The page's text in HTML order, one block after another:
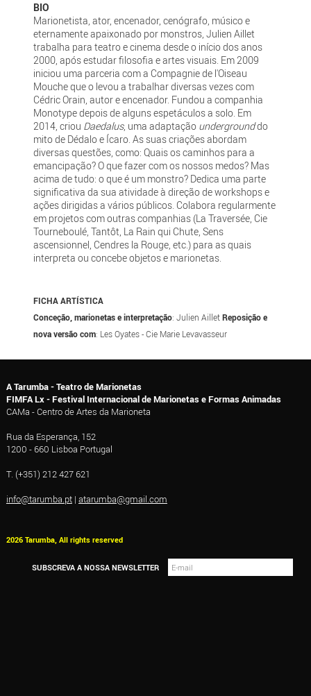
BIO
Marionetista, ator, encenador, cenógrafo, músico e
eternamente apaixonado por monstros, Julien Aillet
trabalha para teatro e cinema desde o início dos anos
2000, após estudar filosofia e artes visuais. Em 2009
iniciou uma parceria com a Compagnie de l'Oiseau
Mouche que o levou a trabalhar diversas vezes com
Cédric Orain, autor e encenador. Fundou a companhia
Monotype depois de alguns espetáculos a solo. Em
2014, criou Daedalus, uma adaptação undergrounddo
mito de Dédalo e Ícaro. As suas criações abordam
diversas questões, como: Quais os caminhos para a
emancipação? O que fazer com os nossos medos? Mas
acima de tudo: o que é um monstro? Dedica uma parte
significativa da sua atividade à direção de workshops e
ações dirigidas a vários públicos. Colabora regularmente
em projetos com outras companhias (La Traversée, Cie
Tourneboulé, Tantôt, La Rain qui Chute, Sens
ascensionnel, Cendres la Rouge, etc.) para as quais
interpreta ou concebe objetos e marionetas.
FICHA ARTÍSTICA
Conceção, marionetas e interpretação: Julien AilletReposição e
nova versão com: Les Oyates - Cie Marie Levavasseur
A Tarumba - Teatro de Marionetas
FIMFA Lx - Festival Internacional de Marionetas e Formas Animadas
CAMa - Centro de Artes da Marioneta
Rua da Esperança, 152
1200 - 660 Lisboa Portugal
T. (+351) 212 427 621
info@tarumba.pt| atarumba@gmail.com
2026 Tarumba, All rights reserved
SUBSCREVA A NOSSA NEWSLETTER